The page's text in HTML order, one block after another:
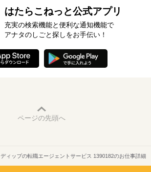
はたらこねっと公式アプリ
充実の検索機能と便利な通知機能で
アナタのしごと探しをお手伝い！
ページの先頭へ
ディップの転職エージェントサービス 1390182のお仕事詳細